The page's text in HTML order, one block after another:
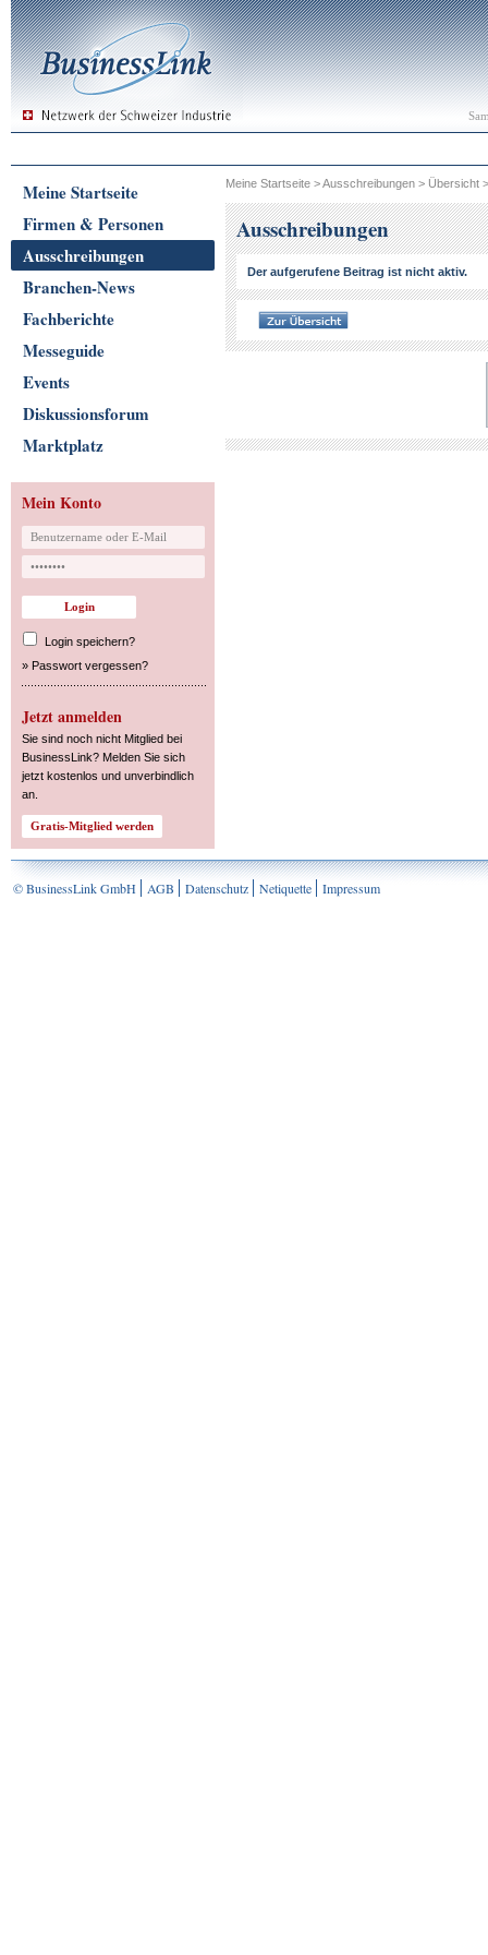
Meine Startseite
Firmen & Personen
Ausschreibungen
Branchen-News
Fachberichte
Messeguide
Events
Diskussionsforum
Marktplatz
Mein Konto
Login speichern?
» Passwort vergessen?
Jetzt anmelden
Sie sind noch nicht Mitglied bei
BusinessLink? Melden Sie sich
jetzt kostenlos und unverbindlich
an.
Meine Startseite >Ausschreibungen > Übersicht
Ausschreibungen
Der aufgerufene Beitrag ist nicht aktiv.
© BusinessLink GmbH AGB Datenschutz Netiquette Impressum